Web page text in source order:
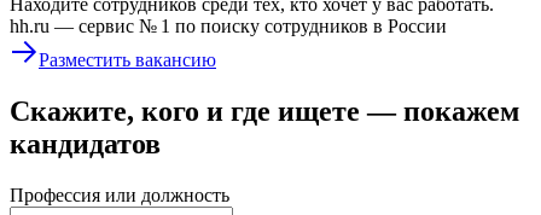
hh.ru — сервис № 1 по поиску сотрудников в России
Разместить вакансию
Скажите, кого и где ищете — покажем
кандидатов
Профессия или должность